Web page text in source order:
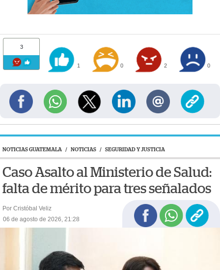
3
1 0 2 0
NOTICIAS GUATEMALA / NOTICIAS / SEGURIDAD Y JUSTICIA
Caso Asalto al Ministerio de Salud:
falta de mérito para tres señalados
Por Cristóbal Veliz
06 de agosto de 2026, 21:28